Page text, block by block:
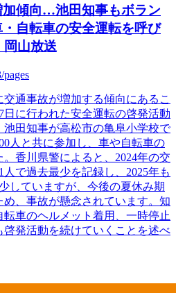
傾向…池田知事もボラン
自転車の安全運転を呼び
山放送
pages
通事故が増加する傾向にあるこ
日に行われた安全運転の啓発活動
田知事が高松市の亀阜小学校で
人と共に参加し、車や自転車の
香川県警によると、2024年の交
で過去最少を記録し、2025年も
していますが、今後の夏休み期
、事故が懸念されています。知
車のヘルメット着用、一時停止
発活動を続けていくことを述べ